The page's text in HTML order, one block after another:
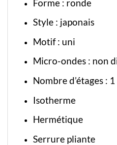
Forme : ronde
Style : japonais
Motif : uni
Micro-ondes : non
Nombre d’étages : 1
Isotherme
Hermétique
Serrure pliante